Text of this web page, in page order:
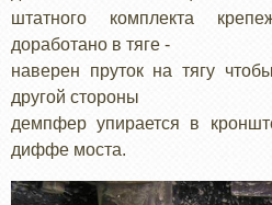
штатного комплекта
доработано в тяге -
наверен пруток на тягу
другой стороны
демпфер упирается в
диффе моста.